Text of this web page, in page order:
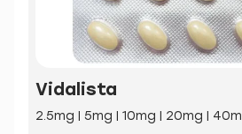
Vidalista
2.5mg | 5mg | 10mg | 20mg |